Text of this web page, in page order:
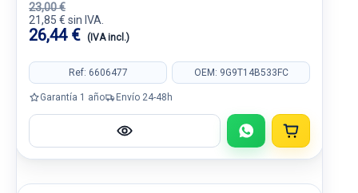
23,00 €
21,85 € sin IVA.
26,44 € (IVA incl.)
Ref: 6606477 OEM: 9G9T14B533FC
Garantía 1 año Envío 24-48h